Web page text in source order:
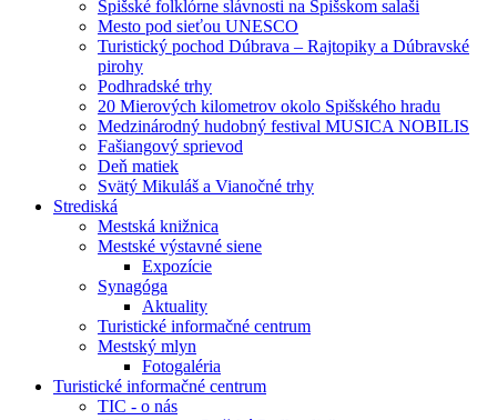
Spišské folklórne slávnosti na Spišskom salaši
Mesto pod sieťou UNESCO
Turistický pochod Dúbrava – Rajtopiky a Dúbravské
pirohy
Podhradské trhy
20 Mierových kilometrov okolo Spišského hradu
Medzinárodný hudobný festival MUSICA NOBILIS
Fašiangový sprievod
Deň matiek
Svätý Mikuláš a Vianočné trhy
Strediská
Mestská knižnica
Mestské výstavné siene
Expozície
Synagóga
Aktuality
Turistické informačné centrum
Mestský mlyn
Fotogaléria
Turistické informačné centrum
TIC - o nás